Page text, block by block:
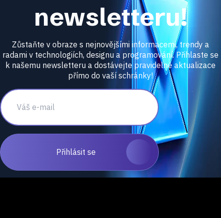
newsletteru!
Zůstaňte v obraze s nejnovějšími informacemi, trendy a
radami v technologiích, designu a programování. Přihlaste se
k našemu newsletteru a dostávejte pravidelné aktualizace
přímo do vaší schránky!
Přihlásit se